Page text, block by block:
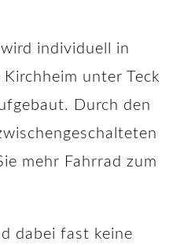
individuell in
unter Teck
Durch den
mehr Fahrrad zum
dabei fast keine